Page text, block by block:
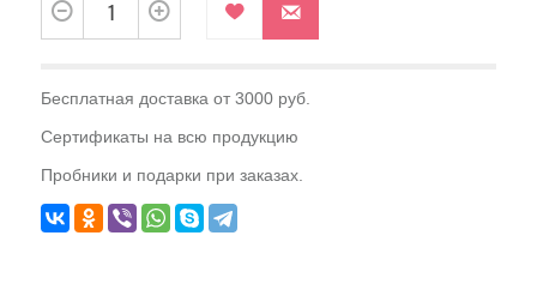
Бесплатная доставка от 3000 руб.
Сертификаты на всю продукцию
Пробники и подарки при заказах.